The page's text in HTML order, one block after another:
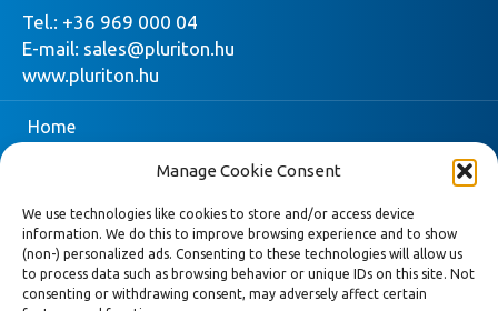
Manage Cookie Consent
We use technologies like cookies to store and/or access device
information. We do this to improve browsing experience and to show
(non-) personalized ads. Consenting to these technologies will allow us
to process data such as browsing behavior or unique IDs on this site. Not
consenting or withdrawing consent, may adversely affect certain
Tel.: +36 969 000 04
E-mail: sales@pluriton.hu
www.pluriton.hu
Home
Pluriton
Most kérjen árajánlatot